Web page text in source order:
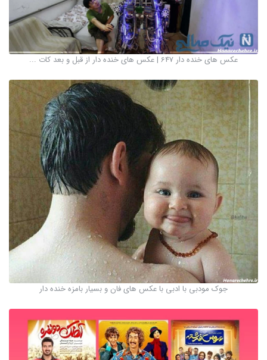
عکس های خنده دار 647 | عکس های خنده دار از قبل و بعد کات ...
جوک مودبی با ادبی با عکس های فان و بسیار بامزه خنده دار